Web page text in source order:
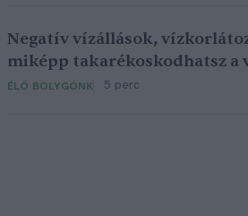
Negatív vízállások,
miképp takarékoskodhatsz a
ÉLŐ BOLYGÓNK 5 perc